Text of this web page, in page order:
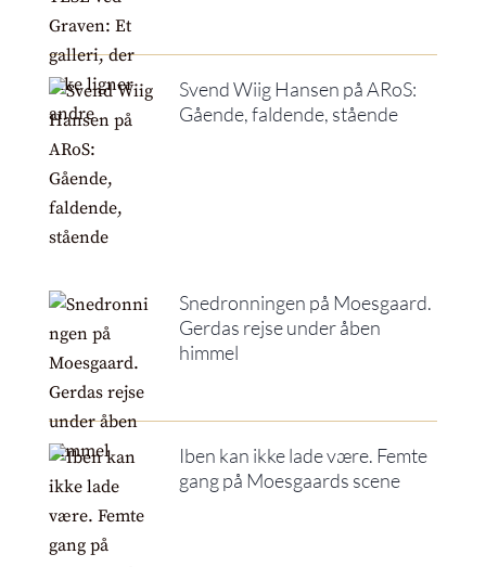
Svend Wiig Hansen på ARoS:
Gående, faldende, stående
Snedronningen på Moesgaard.
Gerdas rejse under åben
himmel
Iben kan ikke lade være. Femte
gang på Moesgaards scene